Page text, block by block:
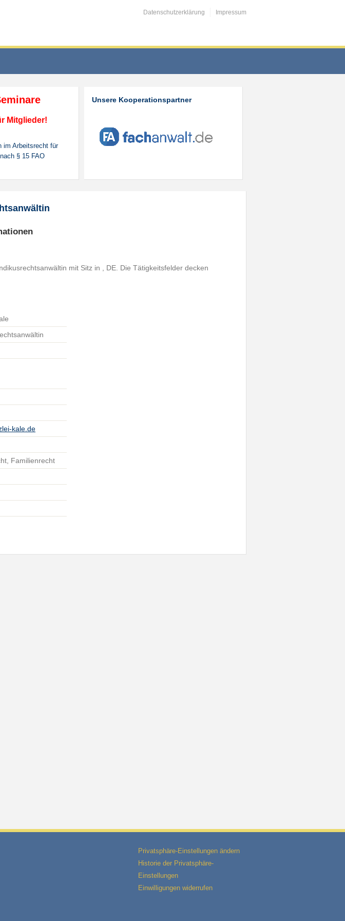
Datenschutzerklärung Impressum
Mitglieder!
im Arbeitsrecht für
§ 15 FAO
Unsere Kooperationspartner
mit Sitz in , DE. Die Tätigkeitsfelder decken
kale.de
Familienrecht
Privatsphäre-Einstellungen ändern
Historie der Privatsphäre-
Einstellungen
Einwilligungen widerrufen